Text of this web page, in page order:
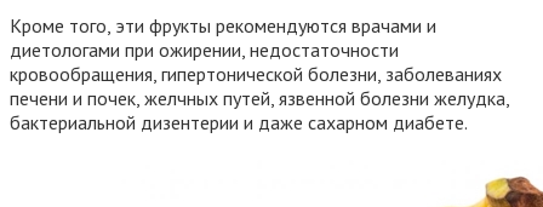
Кроме того, эти фрукты рекомендуются врачами и
диетологами при ожирении, недостаточности
кровообращения, гипертонической болезни, заболеваниях
печени и почек, желчных путей, язвенной болезни желудка,
бактериальной дизентерии и даже сахарном диабете.